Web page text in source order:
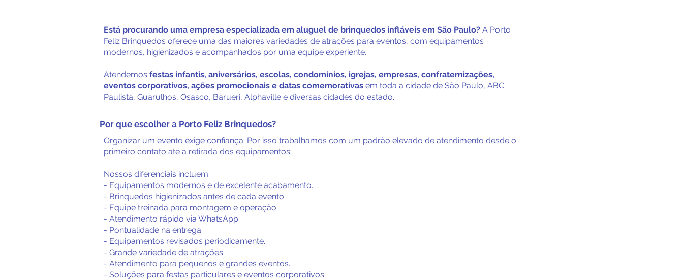
Está procurando uma empresa especializada em aluguel de brinquedos infláveis em São Paulo? A Porto
Feliz Brinquedos oferece uma das maiores variedades de atrações para eventos, com equipamentos
modernos, higienizados e acompanhados por uma equipe experiente.
Atendemos festas infantis, aniversários, escolas, condomínios, igrejas, empresas, confraternizações,
eventos corporativos, ações promocionais e datas comemorativas em toda a cidade de São Paulo, ABC
Paulista, Guarulhos, Osasco, Barueri, Alphaville e diversas cidades do estado.
Por que escolher a Porto Feliz Brinquedos?
Organizar um evento exige confiança. Por isso trabalhamos com um padrão elevado de atendimento desde o
primeiro contato até a retirada dos equipamentos.
Nossos diferenciais incluem:
- Equipamentos modernos e de excelente acabamento.
- Brinquedos higienizados antes de cada evento.
- Equipe treinada para montagem e operação.
- Atendimento rápido via WhatsApp.
- Pontualidade na entrega.
- Equipamentos revisados periodicamente.
- Grande variedade de atrações.
- Atendimento para pequenos e grandes eventos.
- Soluções para festas particulares e eventos corporativos.